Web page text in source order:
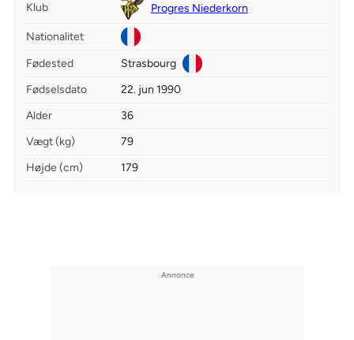
Klub Progres Niederkorn
Nationalitet
Fødested
Strasbourg
Fødselsdato
22. jun 1990
Alder
36
Vægt (kg)
79
Højde (cm)
179